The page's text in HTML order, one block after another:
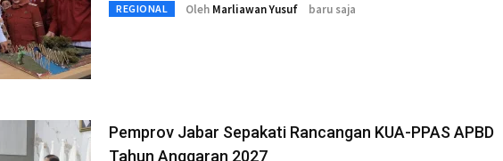
REGIONAL Oleh Marliawan Yusuf baru saja
Pemprov Jabar Sepakati Rancangan KUA-PPAS APBD
Tahun Anggaran 2027